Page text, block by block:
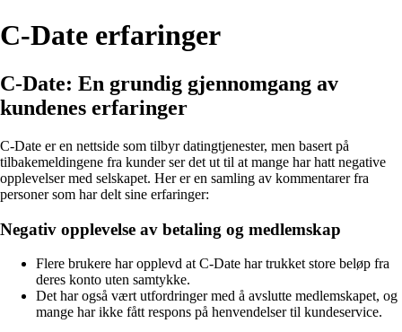
C-Date erfaringer
C-Date: En grundig gjennomgang av
kundenes erfaringer
C-Date er en nettside som tilbyr datingtjenester, men basert på
tilbakemeldingene fra kunder ser det ut til at mange har hatt negative
opplevelser med selskapet. Her er en samling av kommentarer fra
personer som har delt sine erfaringer:
Negativ opplevelse av betaling og medlemskap
Flere brukere har opplevd at C-Date har trukket store beløp fra
deres konto uten samtykke.
Det har også vært utfordringer med å avslutte medlemskapet, og
mange har ikke fått respons på henvendelser til kundeservice.